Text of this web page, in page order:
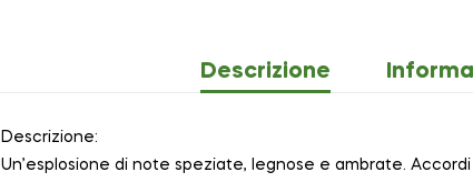
Descrizione
Descrizione:
Un’esplosione di note speziate, legnose e ambrate.